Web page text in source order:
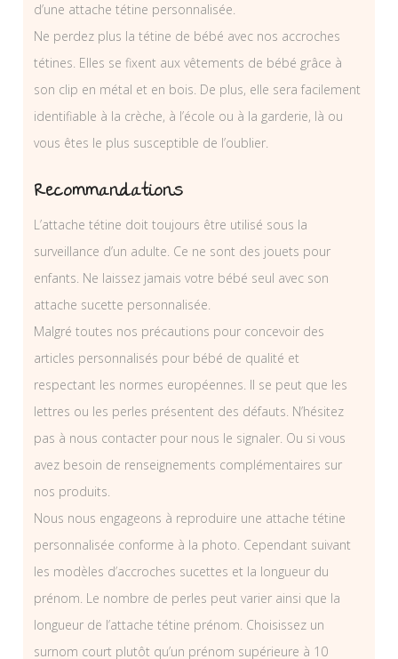
d’une attache tétine personnalisée.
Ne perdez plus la tétine de bébé avec nos accroches
tétines. Elles se fixent aux vêtements de bébé grâce à
son clip en métal et en bois. De plus, elle sera facilement
identifiable à la crèche, à l’école ou à la garderie, là ou
vous êtes le plus susceptible de l’oublier.
Recommandations
L’attache tétine doit toujours être utilisé sous la
surveillance d’un adulte. Ce ne sont des jouets pour
enfants. Ne laissez jamais votre bébé seul avec son
attache sucette personnalisée.
Malgré toutes nos précautions pour concevoir des
articles personnalisés pour bébé de qualité et
respectant les normes européennes. Il se peut que les
lettres ou les perles présentent des défauts. N’hésitez
pas à nous contacter pour nous le signaler. Ou si vous
avez besoin de renseignements complémentaires sur
nos produits.
Nous nous engageons à reproduire une attache tétine
personnalisée conforme à la photo. Cependant suivant
les modèles d’accroches sucettes et la longueur du
prénom. Le nombre de perles peut varier ainsi que la
longueur de l’attache tétine prénom. Choisissez un
surnom court plutôt qu’un prénom supérieure à 10